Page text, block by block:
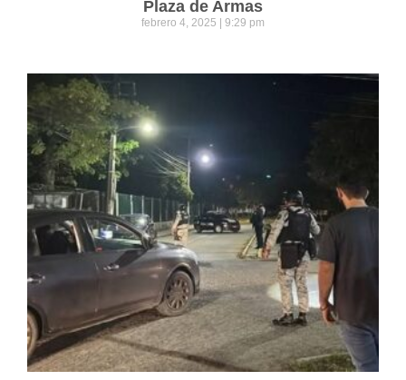
Plaza de Armas
febrero 4, 2025 9:29 pm